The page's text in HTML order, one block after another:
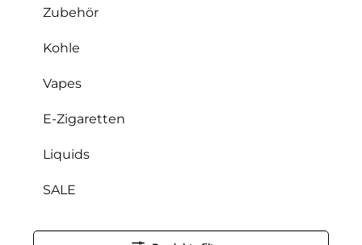
Zubehör
Kohle
Vapes
E-Zigaretten
Liquids
SALE